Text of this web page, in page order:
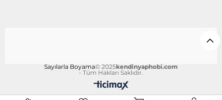
Sayılarla Boyama© 2025kendinyaphobi.com
- Tüm Hakları Saklıdır.